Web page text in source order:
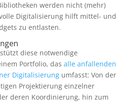
werden nicht (mehr)
Digitalisierung hilft mittel- und
zu entlasten.
diese notwendige
Portfolio, das alle anfallenden
Digitalisierungumfasst: Von der
Projektierung einzelner
deren Koordinierung, hin zum